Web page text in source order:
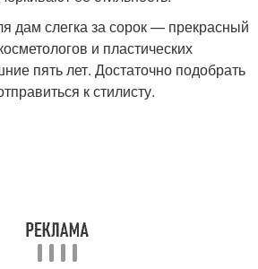
дам слегка за сорок — прекрасный
и пластических
пять лет. Достаточно подобрать
к стилисту.